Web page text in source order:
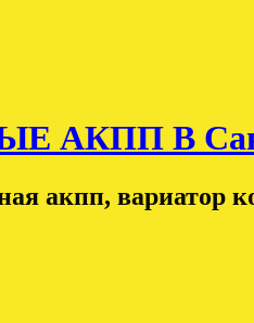
АКПП В
акпп, вариатор